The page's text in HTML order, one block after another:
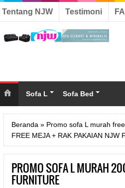
Tentang NJW Testimoni
Sofa L Sofa Bed
Beranda » Promo sofa L murah
FREE MEJA + RAK PAKAIAN NJW
PROMO SOFA L MURAH
FURNITURE